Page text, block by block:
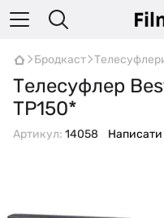
Бродкаст
Телесуфлер
TP150*
Артикул: 14058 Написати